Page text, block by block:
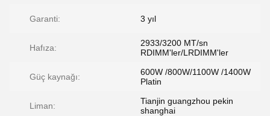
Garanti: 3 yıl
Hafıza:
2933/3200 MT/sn
RDIMM'ler/LRDIMM'ler
Güç kaynağı:
600W /800W/1100W /1400W
Platin
Liman:
Tianjin guangzhou pekin
shanghai